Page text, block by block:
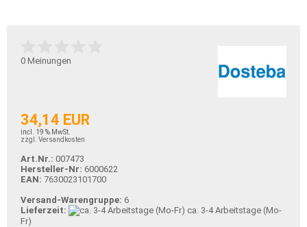
0 Meinungen
34,14 EUR
incl. 19 % MwSt.
zzgl. Versandkosten
Art.Nr.: 007473
Hersteller-Nr: 6000622
EAN: 7630023101700
Versand-Warengruppe: 6
Lieferzeit:
ca. 3-4 Arbeitstage (Mo-
Fr)